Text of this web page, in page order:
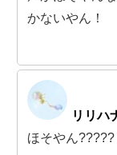
かないやん！
リリハ
ほそやん?????